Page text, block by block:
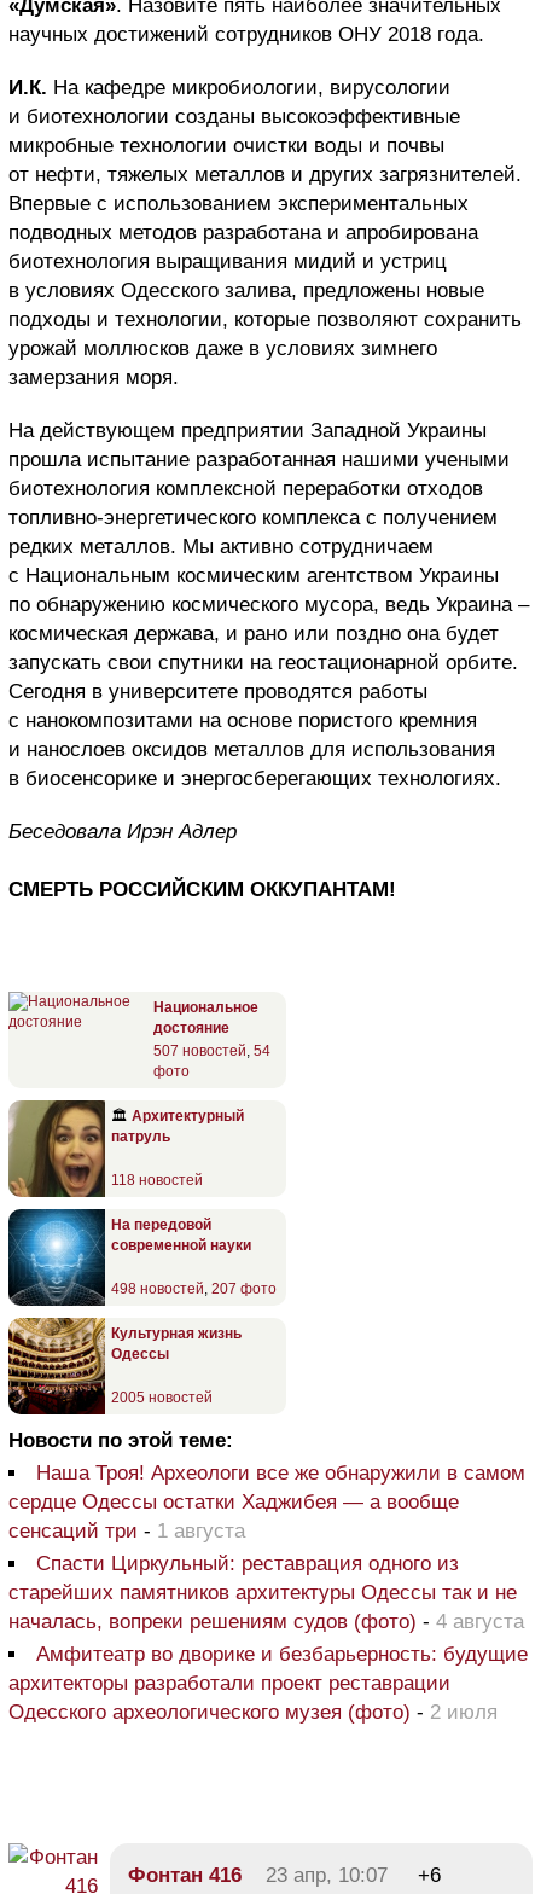
«Думская». Назовите пять наиболее значительных
научных достижений сотрудников ОНУ 2018 года.
И.К. На кафедре микробиологии, вирусологии
и биотехнологии созданы высокоэффективные
микробные технологии очистки воды и почвы
от нефти, тяжелых металлов и других загрязнителей.
Впервые с использованием экспериментальных
подводных методов разработана и апробирована
биотехнология выращивания мидий и устриц
в условиях Одесского залива, предложены новые
подходы и технологии, которые позволяют сохранить
урожай моллюсков даже в условиях зимнего
замерзания моря.
На действующем предприятии Западной Украины
прошла испытание разработанная нашими учеными
биотехнология комплексной переработки отходов
топливно-энергетического комплекса с получением
редких металлов. Мы активно сотрудничаем
с Национальным космическим агентством Украины
по обнаружению космического мусора, ведь Украина –
космическая держава, и рано или поздно она будет
запускать свои спутники на геостационарной орбите.
Сегодня в университете проводятся работы
с нанокомпозитами на основе пористого кремния
и нанослоев оксидов металлов для использования
в биосенсорике и энергосберегающих технологиях.
Беседовала Ирэн Адлер
СМЕРТЬ РОССИЙСКИМ ОККУПАНТАМ!
Национальное
достояние
507 новостей, 54
фото
🏛 Архитектурный
патруль
118 новостей
На передовой
современной науки
498 новостей, 207 фото
Культурная жизнь
Одессы
2005 новостей
Новости по этой теме:
Наша Троя! Археологи все же обнаружили в самом
сердце Одессы остатки Хаджибея — а вообще
сенсаций три - 1 августа
Спасти Циркульный: реставрация одного из
старейших памятников архитектуры Одессы так и не
началась, вопреки решениям судов (фото) - 4 августа
Амфитеатр во дворике и безбарьерность: будущие
архитекторы разработали проект реставрации
Одесского археологического музея (фото) - 2 июля
Фонтан 416 23 апр, 10:07
+6